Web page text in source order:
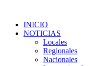
INICIO
NOTICIAS
Locales
Regionales
Nacionales